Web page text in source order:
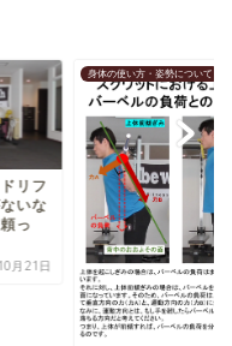
トレーニング